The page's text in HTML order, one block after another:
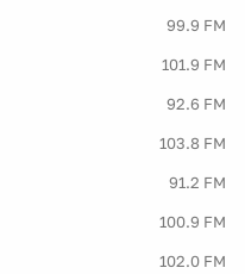
99.9 FM
101.9 FM
92.6 FM
103.8 FM
91.2 FM
100.9 FM
102.0 FM